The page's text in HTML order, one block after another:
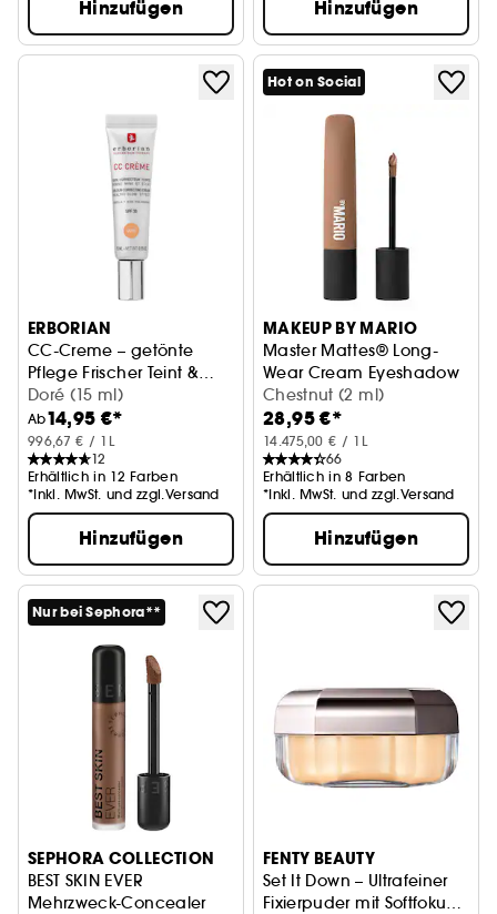
Hinzufügen Hinzufügen
ERBORIAN
CC-Creme – getönte
Pflege Frischer Teint &
strahlender Glow
Doré (15 ml)
Ab14,95 €*
996,67 € / 1L
12
Erhältlich in 12 Farben
*Inkl. MwSt. und zzgl.Versand
Hinzufügen
Hot on Social
MAKEUP BY MARIO
Master Mattes® Long-
Wear Cream Eyeshadow
Cremefarbener Lidschatten
Chestnut (2 ml)
28,95 €*
14.475,00 € / 1L
66
Erhältlich in 8 Farben
*Inkl. MwSt. und zzgl.Versand
Hinzufügen
Nur bei Sephora**
SEPHORA COLLECTION
BEST SKIN EVER
Mehrzweck-Concealer
FENTY BEAUTY
Set It Down – Ultrafeiner
Fixierpuder mit Softfokus-